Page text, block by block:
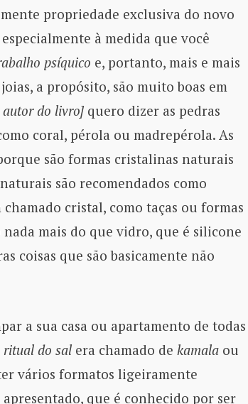
propriedade exclusiva do novo
à medida que você
psíquico e, portanto, mais e mais
a propósito, são muito boas em
autor do livro]quero dizer as pedras
coral, pérola ou madrepérola. As
são formas cristalinas naturais
são recomendados como
cristal, como taças ou formas
mais do que vidro, que é silicone
coisas que são basicamente não
a sua casa ou apartamento de todas
ritual do salera chamado de kamalaou
vários formatos ligeiramente
que é conhecido por ser